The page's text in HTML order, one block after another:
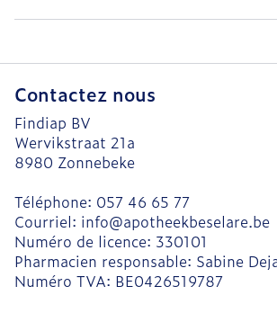
Contactez nous
Findiap BV
Wervikstraat 21a
8980 Zonnebeke
Téléphone: 057 46 65 77
Courriel: info@apotheekbeselare.be
Numéro de licence: 330101
Pharmacien responsable: Sabine
Numéro TVA: BE0426519787